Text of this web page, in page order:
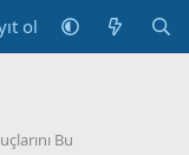
ol
Bu